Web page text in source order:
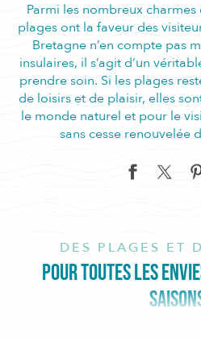
Parmi les nombreux
plages ont la faveur des
Bretagne n’en compte pas
insulaires, il s’agit d’un
prendre soin. Si les plages
de loisirs et de plaisir, elles
le monde naturel et pour le
sans cesse renouvelée
DES PLAGES ET
POUR TOUTES LES